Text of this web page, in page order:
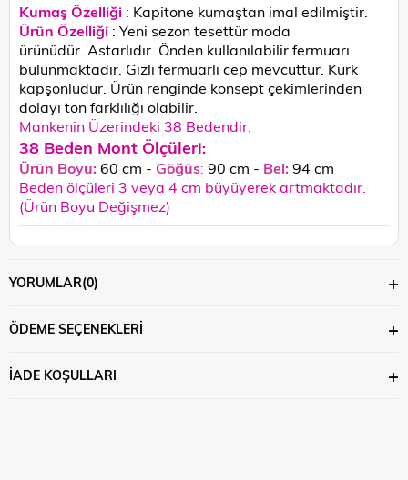
Kumaş Özelliği : Kapitone kumaştan imal edilmiştir.
Ürün Özelliği : Yeni sezon tesettür moda
ürünüdür. Astarlıdır. Önden kullanılabilir fermuarı
bulunmaktadır. Gizli fermuarlı cep mevcuttur. Kürk
kapşonludur. Ürün renginde konsept çekimlerinden
dolayı ton farklılığı olabilir.
Mankenin Üzerindeki 38 Bedendir.
38 Beden Mont Ölçüleri:
Ürün Boyu:60 cm - Göğüs: 90 cm - Bel:94 cm
Beden ölçüleri 3 veya 4 cm büyüyerek artmaktadır.
(Ürün Boyu Değişmez)
YORUMLAR(0)
ÖDEME SEÇENEKLERI
İADE KOŞULLARI